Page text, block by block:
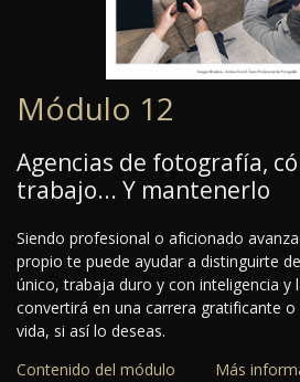
Módulo 12
Agencias de fotografía,
trabajo... Y mantenerlo
Siendo profesional o aficionado
propio te puede ayudar a distinguirte
único, trabaja duro y con inteligencia y
convertirá en una carrera gratificante
vida, si así lo deseas.
Contenido del módulo
Más